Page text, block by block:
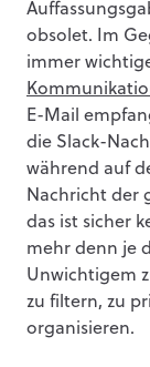
obsolet. Im
immer
E-Mail
die Slack-
während auf
Nachricht der
das ist sicher
mehr denn je
Unwichtigem
zu filtern, zu
organisieren.